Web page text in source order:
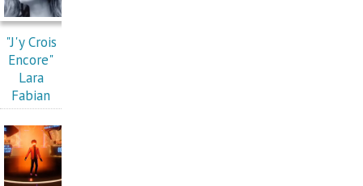
"J'y Crois
Encore"
Lara
Fabian